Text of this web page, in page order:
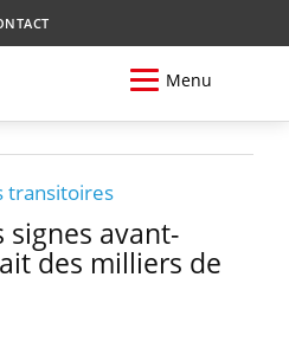
Menu
transitoires
signes avant-
des milliers de